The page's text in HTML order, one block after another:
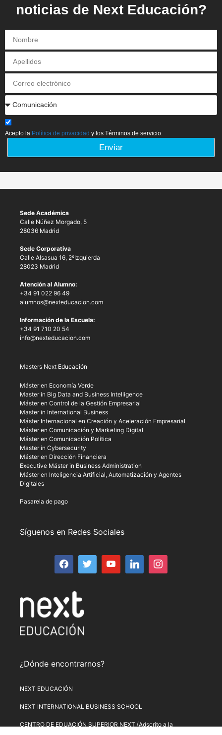
noticias de Next Educación?
Acepto la Política de privacidad y los Términos de servicio.
Enviar
Sede Académica
Calle Núñez Morgado, 5
28036 Madrid
Sede Corporativa
Calle Alsasua 16, 2ºIzquierda
28023 Madrid
Atención al Alumno:
+34 91 022 96 49
alumnos@nexteducacion.com
Información de la Escuela:
+34 91 710 20 54
info@nexteducacion.com
Masters Next Educación
Máster en Economía Verde
Master in Big Data and Business Intelligence
Máster en Control de la Gestión Empresarial
Master in International Business
Máster Internacional en Creación y Aceleración Empresarial
Máster en Comunicación y Marketing Digital
Máster en Comunicación Política
Master in Cybersecurity
Máster en Dirección Financiera
Executive Máster in Business Administration
Máster en Inteligencia Artificial, Automatización y Agentes
Digitales
Pasarela de pago
Síguenos en Redes Sociales
¿Dónde encontrarnos?
NEXT EDUCACIÓN
NEXT INTERNATIONAL BUSINESS SCHOOL
CENTRO DE EDUACIÓN SUPERIOR NEXT (Adscrito a la